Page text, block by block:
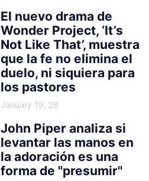
El nuevo drama de
Wonder Project, ‘It’s
Not Like That’, muestra
que la fe no elimina el
duelo, ni siquiera para
los pastores
January 19, 26
John Piper analiza si
levantar las manos en
la adoración es una
forma de "presumir"